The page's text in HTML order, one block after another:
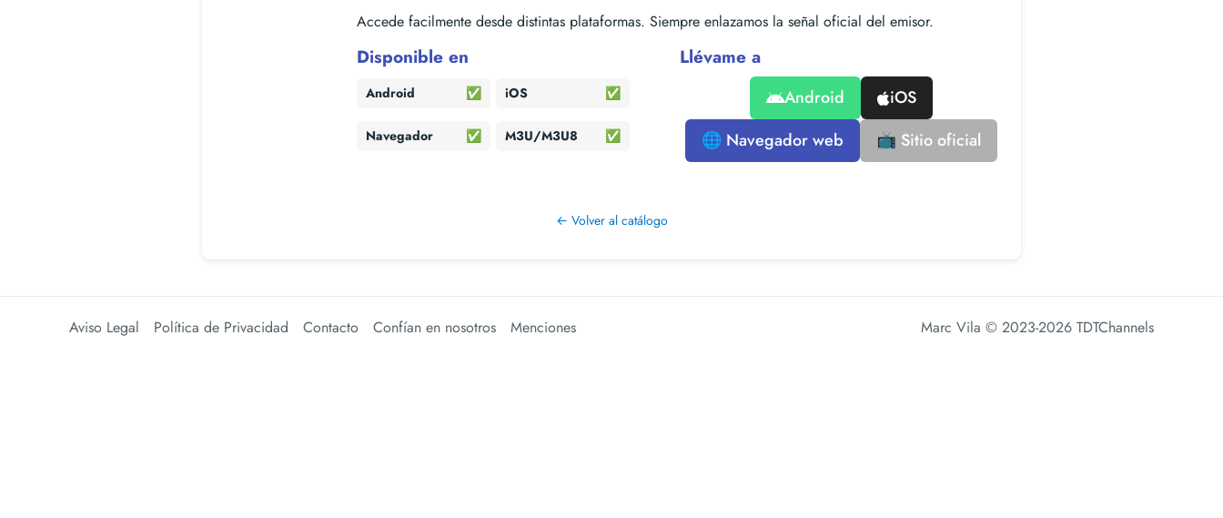
Accede facilmente desde distintas plataformas. Siempre enlazamos la señal oficial del emisor.
Disponible en
Android ✅ iOS ✅
Navegador ✅ M3U/M3U8 ✅
Llévame a
Android
iOS
🌐 Navegador web
📺 Sitio oficial
← Volver al catálogo
Aviso Legal Política de Privacidad Contacto Confían en nosotros Menciones Marc Vila © 2023-2026 TDTChannels